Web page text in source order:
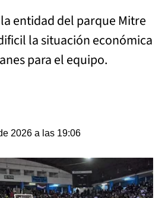
entidad del parque Mitre
la situación económica
para el equipo.
2026 a las 19:06